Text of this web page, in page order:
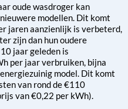
oude wasdroger kan
modellen. Dit komt
jaren aanzienlijk is verbeterd,
zijn dan hun oudere
jaar geleden is
per jaar verbruiken, bijna
model. Dit komt
van rond de €110
van €0,22 per kWh).